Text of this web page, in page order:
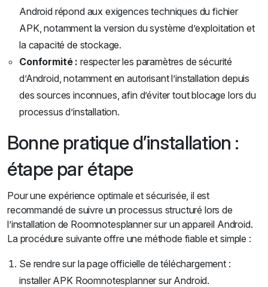
Android répond aux exigences techniques du fichier
APK, notamment la version du système d’exploitation et
la capacité de stockage.
Conformité : respecter les paramètres de sécurité
d’Android, notamment en autorisant l’installation depuis
des sources inconnues, afin d’éviter tout blocage lors du
processus d’installation.
Bonne pratique d’installation :
étape par étape
Pour une expérience optimale et sécurisée, il est
recommandé de suivre un processus structuré lors de
l’installation de Roomnotesplanner sur un appareil Android.
La procédure suivante offre une méthode fiable et simple :
Se rendre sur la page officielle de téléchargement :
installer APK Roomnotesplanner sur Android.